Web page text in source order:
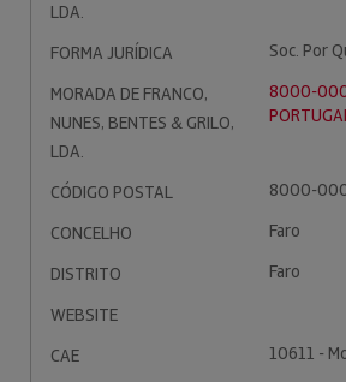
LDA.
FORMA JURÍDICA
Soc. Por
MORADA DE FRANCO,
NUNES, BENTES & GRILO,
LDA.
8000-000
CÓDIGO POSTAL
8000-000
CONCELHO
Faro
DISTRITO
Faro
WEBSITE
CAE
10611 -